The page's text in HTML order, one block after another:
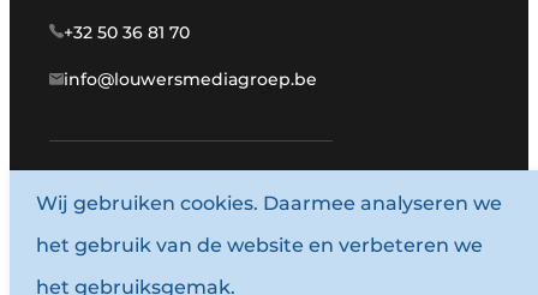
+32 50 36 81 70
info@louwersmediagroep.be
www.louwersmediagroep.com
© 1987 - 2026 Louwersmediagroep.
Algemene voorwaarden
Wij gebruiken cookies. Daarmee analyseren we
het gebruik van de website en verbeteren we
het gebruiksgemak.